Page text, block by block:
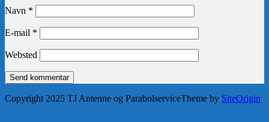
Navn *
E-mail *
Websted
Copyright 2025 TJ Antenne og ParabolserviceTheme by SiteOrigin